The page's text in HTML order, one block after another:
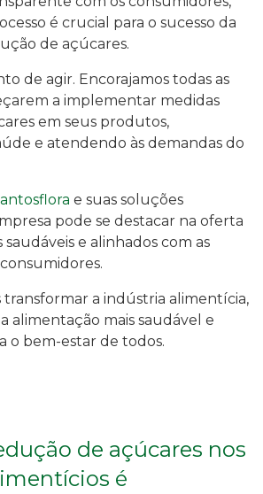
é crucial para o sucesso da
de açúcares.
de agir. Encorajamos todas as
a implementar medidas
em seus produtos,
e atendendo às demandas do
e suas soluções
pode se destacar na oferta
e alinhados com as
a indústria alimentícia,
alimentação mais saudável e
o bem-estar de todos.
de açúcares nos
é